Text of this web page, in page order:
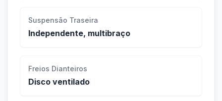
Suspensão Traseira
Independente, multibraço
Freios Dianteiros
Disco ventilado